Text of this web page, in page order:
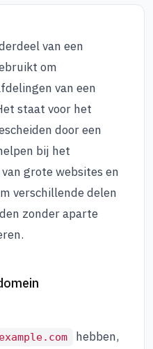
van een
om
van een
staat voor het
door een
bij het
grote websites en
verschillende delen
zonder aparte
example.com
hebben,